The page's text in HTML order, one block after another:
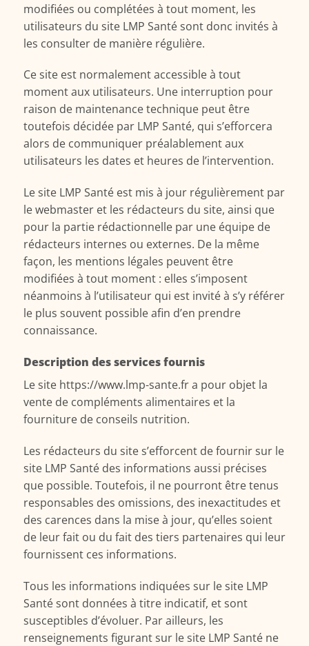
modifiées ou complétées à tout moment, les
utilisateurs du site LMP Santé sont donc invités à
les consulter de manière régulière.
Ce site est normalement accessible à tout
moment aux utilisateurs. Une interruption pour
raison de maintenance technique peut être
toutefois décidée par LMP Santé, qui s’efforcera
alors de communiquer préalablement aux
utilisateurs les dates et heures de l’intervention.
Le site LMP Santé est mis à jour régulièrement par
le webmaster et les rédacteurs du site, ainsi que
pour la partie rédactionnelle par une équipe de
rédacteurs internes ou externes. De la même
façon, les mentions légales peuvent être
modifiées à tout moment : elles s’imposent
néanmoins à l’utilisateur qui est invité à s’y référer
le plus souvent possible afin d’en prendre
connaissance.
Description des services fournis
Le site https://www.lmp-sante.fr a pour objet la
vente de compléments alimentaires et la
fourniture de conseils nutrition.
Les rédacteurs du site s’efforcent de fournir sur le
site LMP Santé des informations aussi précises
que possible. Toutefois, il ne pourront être tenus
responsables des omissions, des inexactitudes et
des carences dans la mise à jour, qu’elles soient
de leur fait ou du fait des tiers partenaires qui leur
fournissent ces informations.
Tous les informations indiquées sur le site LMP
Santé sont données à titre indicatif, et sont
susceptibles d’évoluer. Par ailleurs, les
renseignements figurant sur le site LMP Santé ne